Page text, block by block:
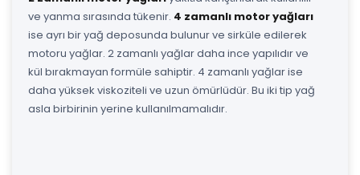
ve yanma sırasında tükenir. 4 zamanlı motor yağları
ise ayrı bir yağ deposunda bulunur ve sirküle edilerek
motoru yağlar. 2 zamanlı yağlar daha ince yapılıdır ve
kül bırakmayan formüle sahiptir. 4 zamanlı yağlar ise
daha yüksek viskoziteli ve uzun ömürlüdür. Bu iki tip yağ
asla birbirinin yerine kullanılmamalıdır.